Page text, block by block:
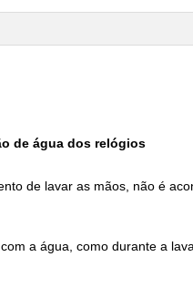
de água dos relógios
de lavar as mãos, não é
a água, como durante a